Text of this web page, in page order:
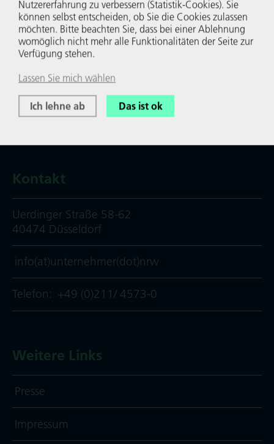
Kontakt
Uerdinger Straße 58-62
40474 Düsseldorf
info(at)unternehmer(dot)nrw
Telefon: +49 (0)211/ 4573-0
Weitere Links
Presse
Impressum
Nutzer­er­fah­rung zu verbessern (Statistik-Cookies). Sie
können selbst entscheiden, ob Sie die Cookies zulassen
möchten. Bitte beachten Sie, dass bei einer Ablehnung
womöglich nicht mehr alle Funk­tio­na­li­täten der Seite zur
Verfügung stehen.
Lassen Sie mich wählen
Ich lehne ab Das ist ok